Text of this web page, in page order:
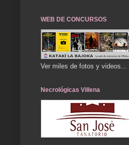
WEB DE CONCURSOS
Ver miles de fotos y videos...
Necrológicas Villena